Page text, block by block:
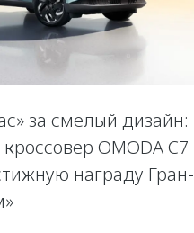
за смелый дизайн:
OMODA C7
награду Гран-